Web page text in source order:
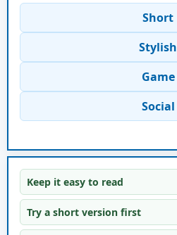
Short
Stylish
Game
Social
Keep it easy to read
Try a short version first